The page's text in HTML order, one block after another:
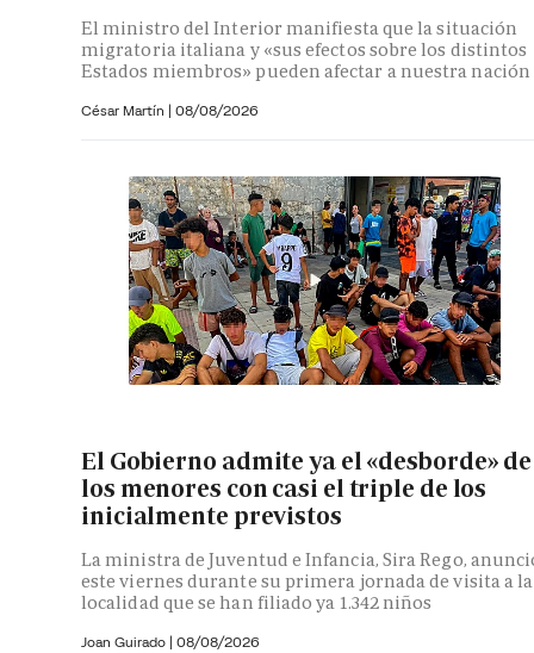
El ministro del Interior manifiesta que la situación
migratoria italiana y «sus efectos sobre los distintos
Estados miembros» pueden afectar a nuestra nación
César Martín | 08/08/2026
El Gobierno admite ya el «desborde» de
los menores con casi el triple de los
inicialmente previstos
La ministra de Juventud e Infancia, Sira Rego,
este viernes durante su primera jornada de visita a la
localidad que se han filiado ya 1.342 niños
Joan Guirado | 08/08/2026